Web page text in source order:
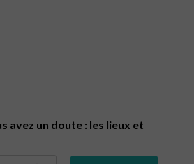
avez un doute : les lieux et